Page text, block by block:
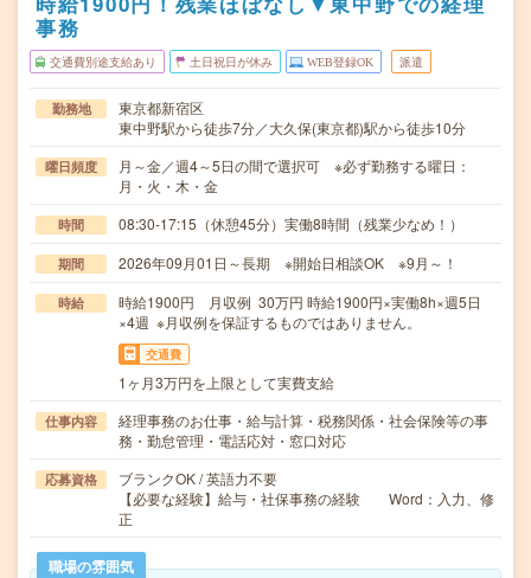
事務
交通費別途支給あり 土日祝日が休み WEB登録OK 派遣
勤務地
東京都新宿区
東中野駅から徒歩7分／大久保(東京都)駅から徒歩10分
曜日頻度
月～金／週4～5日の間で選択可 ※必ず勤務する曜日：
月・火・木・金
時間 08:30-17:15（休憩45分）実働8時間（残業少なめ！）
期間 2026年09月01日～長期 ※開始日相談OK ※9月～！
時給
時給1900円 月収例 30万円 時給1900円×実働8h×週5日
×4週 ※月収例を保証するものではありません。
交通費
1ヶ月3万円を上限として実費支給
仕事内容
経理事務のお仕事・給与計算・税務関係・社会保険等の事
務・勤怠管理・電話応対・窓口対応
応募資格
ブランクOK / 英語力不要
【必要な経験】給与・社保事務の経験 Word：入力、修
正
職場の雰囲気